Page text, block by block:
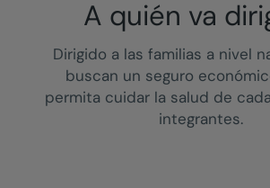
A quién va
Dirigido a las familias a nivel
buscan un seguro
permita cuidar la salud de
integrantes.